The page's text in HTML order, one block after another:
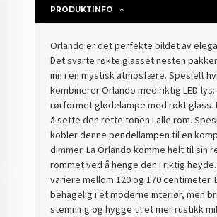
PRODUKTINFO
Orlando er det perfekte bildet av
Det svarte røkte glasset nesten
inn i en mystisk atmosfære. Spesielt
kombinerer Orlando med riktig LED-
rørformet glødelampe med røkt
å sette den rette tonen i alle rom.
kobler denne pendellampen til en
dimmer. La Orlando komme helt til sin
rommet ved å henge den i riktig
variere mellom 120 og 170 centimeter.
behagelig i et moderne interiør, men
stemning og hygge til et mer rustikk